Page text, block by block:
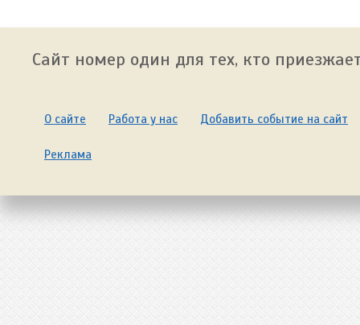
Сайт номер один для тех, кто
О сайте Работа у нас Добавить событие на сайт
Реклама